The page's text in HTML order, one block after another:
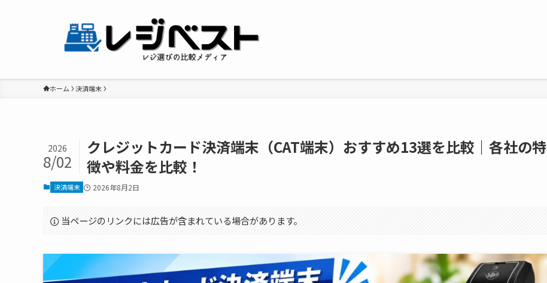
ホーム 決済端末
クレジットカード決済端末（CAT端末）おすすめ13選を比較｜各社の特
徴や料金を比較！
2026
8/02
決済端末 2026年8月2日
当ページのリンクには広告が含まれている場合があります。